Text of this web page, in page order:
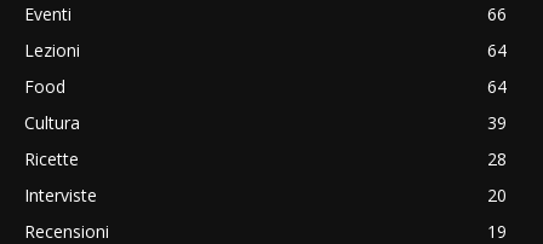
Eventi
66
Lezioni
64
Food
64
Cultura
39
Ricette
28
Interviste
20
Recensioni
19